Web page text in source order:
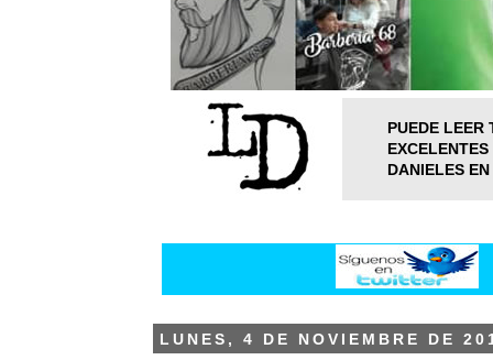
PUEDE LEER
DANIELES
LUNES, 4 DE NOVIEMBRE DE